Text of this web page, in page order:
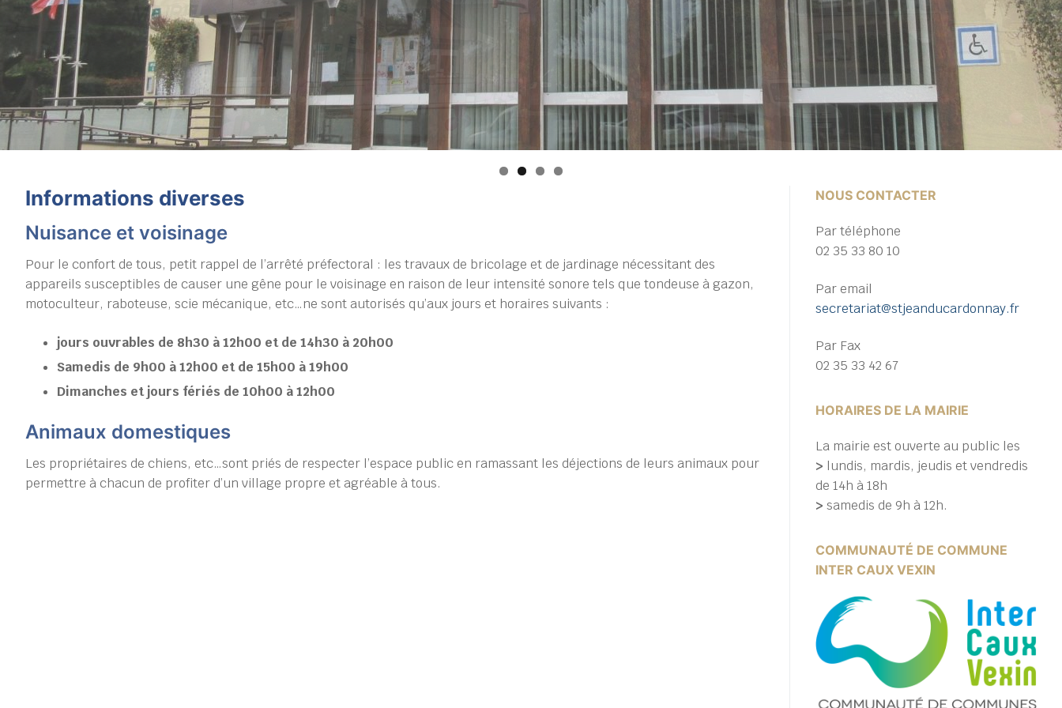
Informations diverses
Nuisance et voisinage
Pour le confort de tous, petit rappel de l’arrêté préfectoral : les travaux de bricolage et de jardinage nécessitant des
appareils susceptibles de causer une gêne pour le voisinage en raison de leur intensité sonore tels que tondeuse à gazon,
motoculteur, raboteuse, scie mécanique, etc…ne sont autorisés qu’aux jours et horaires suivants :
jours ouvrables de 8h30 à 12h00 et de 14h30 à 20h00
Samedis de 9h00 à 12h00 et de 15h00 à 19h00
Dimanches et jours fériés de 10h00 à 12h00
Animaux domestiques
Les propriétaires de chiens, etc…sont priés de respecter l’espace public en ramassant les déjections de leurs animaux pour
permettre à chacun de profiter d’un village propre et agréable à tous.
NOUS CONTACTER
Par téléphone
02 35 33 80 10
Par email
secretariat@stjeanducardonnay.fr
Par Fax
02 35 33 42 67
HORAIRES DE LA MAIRIE
La mairie est ouverte au public les
> lundis, mardis, jeudis et vendredis
de 14h à 18h
> samedis de 9h à 12h.
COMMUNAUTÉ DE COMMUNE
INTER CAUX VEXIN